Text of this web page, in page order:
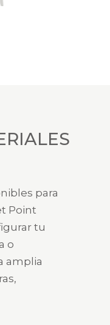
para
Point
tu
o
amplia